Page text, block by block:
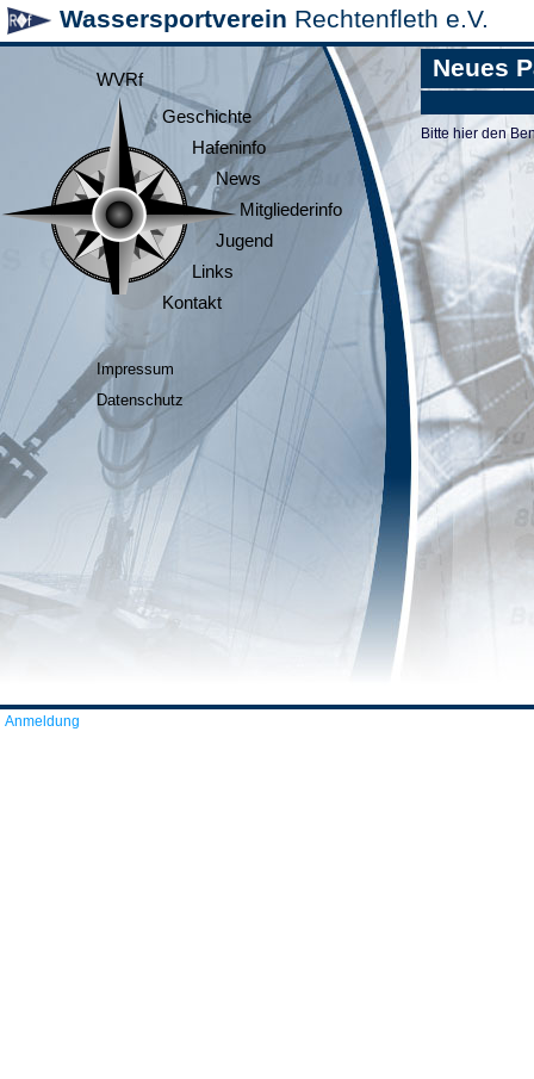
Wassersportverein Rechtenfleth e.V.
WVRf
Geschichte
Hafeninfo
News
Mitgliederinfo
Jugend
Links
Kontakt
Impressum
Datenschutz
Neues
Bitte hier den
Anmeldung